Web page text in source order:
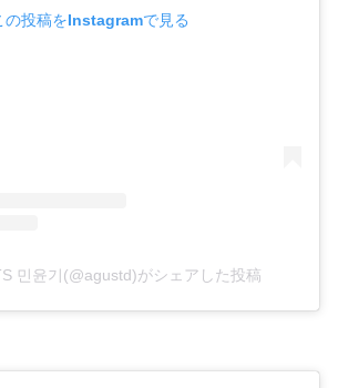
の投稿をInstagramで見る
민윤기(@agustd)がシェアした投稿